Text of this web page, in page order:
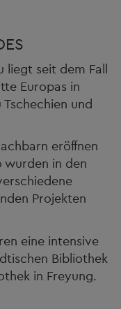
liegt seit dem Fall
Europas in
und
eröffnen
wurden in den
Projekten
eine intensive
Bibliothek
in Freyung.